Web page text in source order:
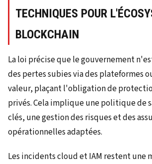
TECHNIQUES POUR
BLOCKCHAIN
La loi précise que le gouvernement
des pertes subies via des plateformes
valeur, plaçant l'obligation de
privés. Cela implique une politique de
clés, une gestion des risques et des
opérationnelles adaptées.
Les incidents cloud et IAM restent une